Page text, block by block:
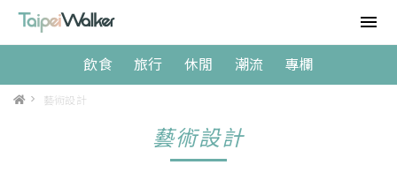
飲食 旅行 休閒 潮流 專欄
> 藝術設計
藝術設計